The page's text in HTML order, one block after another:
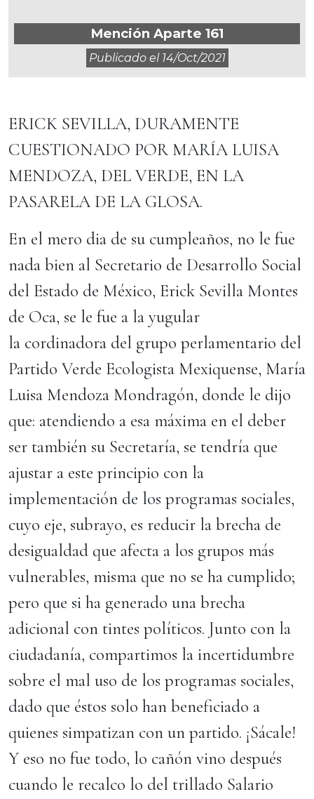
Mención Aparte 161
Publicado el 14/oct/2021
ERICK SEVILLA, DURAMENTE
CUESTIONADO POR MARÍA LUISA
MENDOZA, DEL VERDE, EN LA
PASARELA DE LA GLOSA.
En el mero dia de su cumpleaños, no le fue
nada bien al Secretario de Desarrollo Social
del Estado de México, Erick Sevilla Montes
de Oca, se le fue a la yugular
la cordinadora del grupo perlamentario del
Partido Verde Ecologista Mexiquense, María
Luisa Mendoza Mondragón, donde le dijo
que: atendiendo a esa máxima en el deber
ser también su Secretaría, se tendría que
ajustar a este principio con la
implementación de los programas sociales,
cuyo eje, subrayo, es reducir la brecha de
desigualdad que afecta a los grupos más
vulnerables, misma que no se ha cumplido;
pero que si ha generado una brecha
adicional con tintes políticos. Junto con la
ciudadanía, compartimos la incertidumbre
sobre el mal uso de los programas sociales,
dado que éstos solo han beneficiado a
quienes simpatizan con un partido. ¡Sácale!
Y eso no fue todo, lo cañón vino después
cuando le recalco lo del trillado Salario